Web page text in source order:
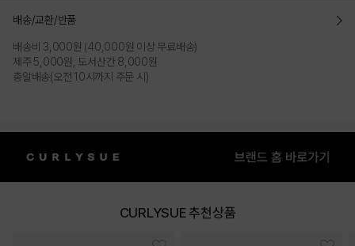
배송/교환/반품
배송비 3,000원 (40,000원 이상 무료배송)
제주 5,000원, 도서산간 8,000원
총알배송(오전 10시까지 주문 시)
CURLYSUE 추천상품